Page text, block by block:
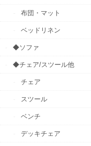
布団・マット
ベッドリネン
◆ソファ
◆チェア/スツール他
チェア
スツール
ベンチ
デッキチェア